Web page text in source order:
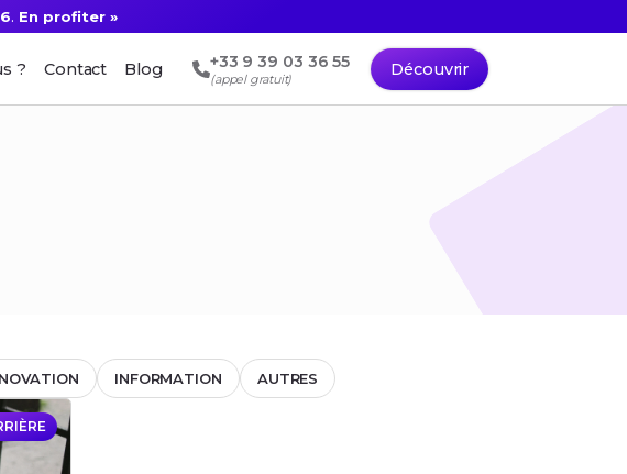
. En profiter »
? Contact Blog +33 9 39 03 36 55
(appel gratuit)
Découvrir
INFORMATION AUTRES